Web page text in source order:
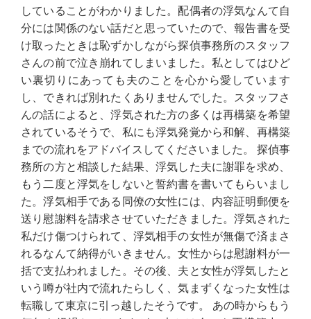
していることがわかりました。配偶者の浮気なんて自
分には関係のない話だと思っていたので、報告書を受
け取ったときは恥ずかしながら探偵事務所のスタッフ
さんの前で泣き崩れてしまいました。私としてはひど
い裏切りにあっても夫のことを心から愛しています
し、できれば別れたくありませんでした。スタッフさ
んの話によると、浮気された方の多くは再構築を希望
されているそうで、私にも浮気発覚から和解、再構築
までの流れをアドバイスしてくださいました。 探偵事
務所の方と相談した結果、浮気した夫に謝罪を求め、
もう二度と浮気をしないと誓約書を書いてもらいまし
た。浮気相手である同僚の女性には、内容証明郵便を
送り慰謝料を請求させていただきました。浮気された
私だけ傷つけられて、浮気相手の女性が無傷で済まさ
れるなんて納得がいきません。女性からは慰謝料が一
括で支払われました。その後、夫と女性が浮気したと
いう噂が社内で流れたらしく、気まずくなった女性は
転職して東京に引っ越したそうです。 あの時からもう